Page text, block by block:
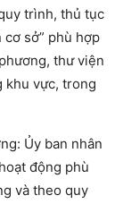
trình, thủ tục
sở” phù hợp
thư viện
khu vực, trong
Ủy ban nhân
động phù
và theo quy